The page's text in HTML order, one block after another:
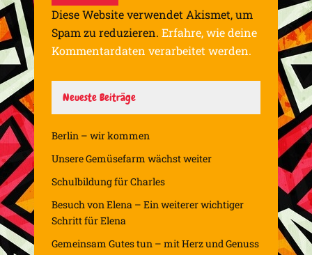
Diese Website verwendet Akismet, um
Spam zu reduzieren. Erfahre, wie deine
Kommentardaten verarbeitet werden.
Neueste Beiträge
Berlin – wir kommen
Unsere Gemüsefarm wächst weiter
Schulbildung für Charles
Besuch von Elena – Ein weiterer wichtiger
Schritt für Elena
Gemeinsam Gutes tun – mit Herz und Genuss